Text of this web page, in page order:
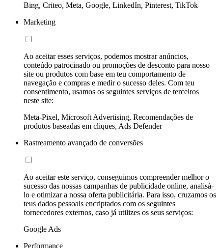
Bing, Criteo, Meta, Google, LinkedIn, Pinterest, TikTok
Marketing
Ao aceitar esses serviços, podemos mostrar anúncios,
conteúdo patrocinado ou promoções de desconto para nosso
site ou produtos com base em teu comportamento de
navegação e compras e medir o sucesso deles. Com teu
consentimento, usamos os seguintes serviços de terceiros
neste site:
Meta-Pixel, Microsoft Advertising, Recomendações de
produtos baseadas em cliques, Ads Defender
Rastreamento avançado de conversões
Ao aceitar este serviço, conseguimos compreender melhor o
sucesso das nossas campanhas de publicidade online, analisá-
lo e otimizar a nossa oferta publicitária. Para isso, cruzamos os
teus dados pessoais encriptados com os seguintes
fornecedores externos, caso já utilizes os seus serviços:
Google Ads
Performance